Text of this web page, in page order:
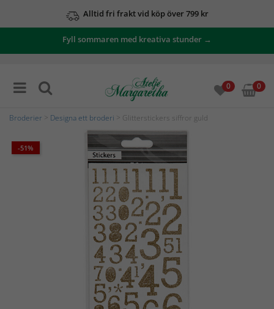
Alltid fri frakt vid köp över 799 kr
Fyll sommaren med kreativa stunder →
0 0
Broderier Designa ett broderi > Glitterstickers siffror guld
-51%